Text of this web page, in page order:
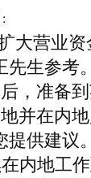
大营业
生参考。
，准备
并在内
供建议
内地工